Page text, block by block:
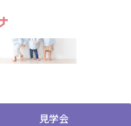
見学会